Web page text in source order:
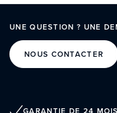
UNE QUESTION ? UNE
NOUS CONTACTER
GARANTIE DE 24 MOIS